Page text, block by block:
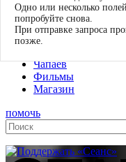
О нас
Журнал
Книги
Чапаев
Фильмы
Магазин
помочь
Одно или несколько
попробуйте снова.
При отправке запроса
позже.